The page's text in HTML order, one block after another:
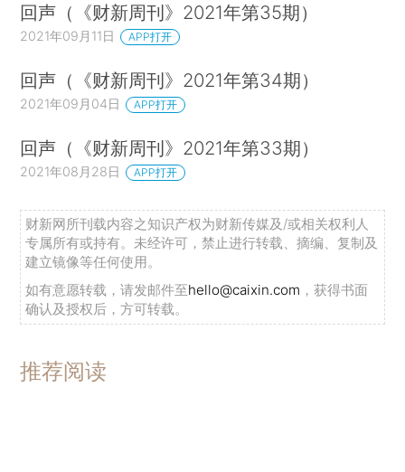
回声（《财新周刊》2021年第35期）
2021年09月11日 APP打开
回声（《财新周刊》2021年第34期）
2021年09月04日 APP打开
回声（《财新周刊》2021年第33期）
2021年08月28日 APP打开
财新网所刊载内容之知识产权为财新传媒及/或相关权利人
专属所有或持有。未经许可，禁止进行转载、摘编、复制及
建立镜像等任何使用。
如有意愿转载，请发邮件至hello@caixin.com ，获得书面
确认及授权后，方可转载。
推荐阅读